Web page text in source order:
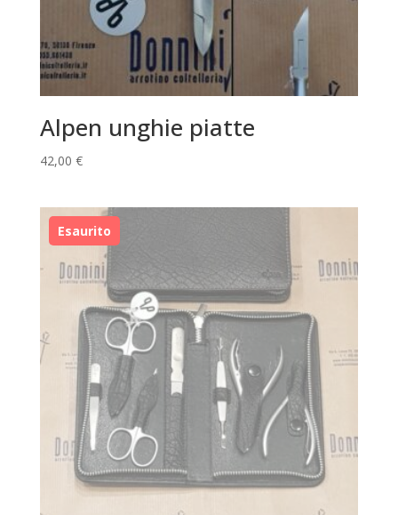
Alpen unghie piatte
42,00 €